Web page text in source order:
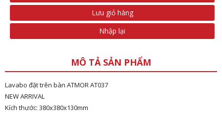
Lưu giỏ hàng
Nhập lại
MÔ TẢ SẢN PHẨM
Lavabo đặt trên bàn ATMOR AT037
NEW ARRIVAL
Kích thước: 380x380x130mm